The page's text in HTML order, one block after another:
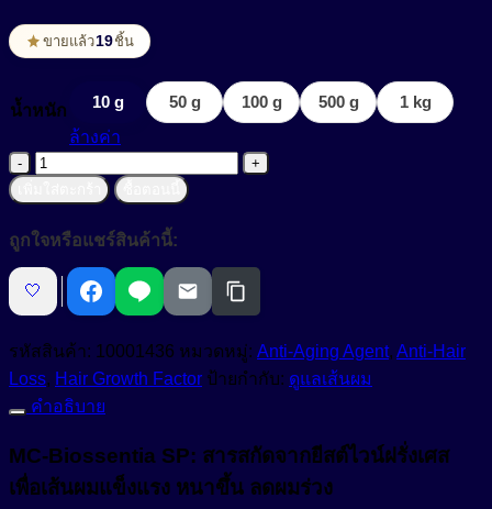
W/Si Emulsifier
Anti Acne
Anti- inflammatory
Anti-Aging Agent
Anti-Allergy
Anti-Bacteria
Anti-Dandruff
Anti-Inflammation
สารออกฤทธิ์ทางชีวภาพ (Bio Actives)
สารเพิ่มการละลาย (Solubilizer)
สารเพิ่มความข้น (Thickerner)
สารเพิ่มความข้นหนืด (Viscosity Controlling)
สารเพิ่มความขาวสว่าง (Optical Brightening Agent)
สารเพิ่มความทึบแสง (Opacifying Agent)
สารเพิ่มคุณสมบัติกันน้ำ (Waterproofing Agent)
ขายแล้ว19ชิ้น
น้ำหนัก 10 g 50 g 100 g 500 g
1 kg
ล้างค่า
จำนวน
Biossentia
SP
นวัตกรรม
สาร
สกัด
จาก
ไวน์
ฝรั่งเศส
หนา
ถูกใจหรือแชร์สินค้านี้:
🤍
รหัสสินค้า: 10001436 หมวดหมู่: Anti-Aging Agent, Anti-Hair
Loss, Hair Growth Factor ป้ายกำกับ: ดูแลเส้นผม
คำอธิบาย
MC-Biossentia SP: สารสกัดจากยีสต์ไวน์ฝรั่งเศส
เพื่อเส้นผมแข็งแรง หนาขึ้น ลดผมร่วง